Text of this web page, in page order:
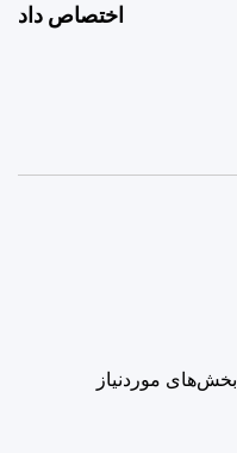
اختصاص داد
بخش‌های موردنیاز